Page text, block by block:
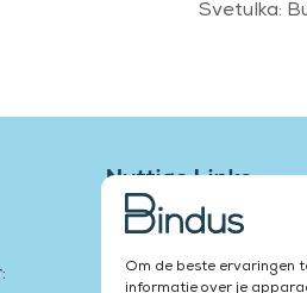
Om de beste ervaringen
informatie over je
Svetulka:
Nuttige Links
Onze Leden
Luisterburen